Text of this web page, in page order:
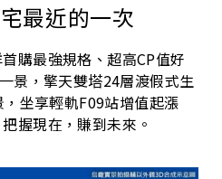
最近的一次
購最強規格、超高CP值好
景，擎天雙塔24層渡假式生
坐享輕軌F09站增值起漲
握現在，賺到未來。